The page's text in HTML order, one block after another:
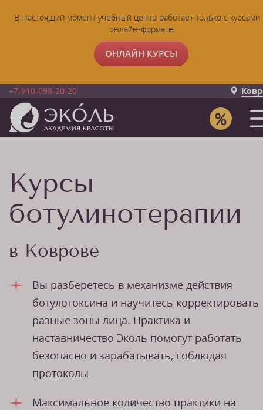
В настоящий момент учебный центр работает только с курсами
онлайн-формате
ОНЛАЙН КУРСЫ
+7-910-098-20-20
Курсы
ботулинотерапии
в Коврове
Вы разберетесь в механизме действия
ботулотоксина и научитесь корректировать
разные зоны лица. Практика и
наставничество Эколь помогут работать
безопасно и зарабатывать, соблюдая
протоколы
Максимальное количество практики на